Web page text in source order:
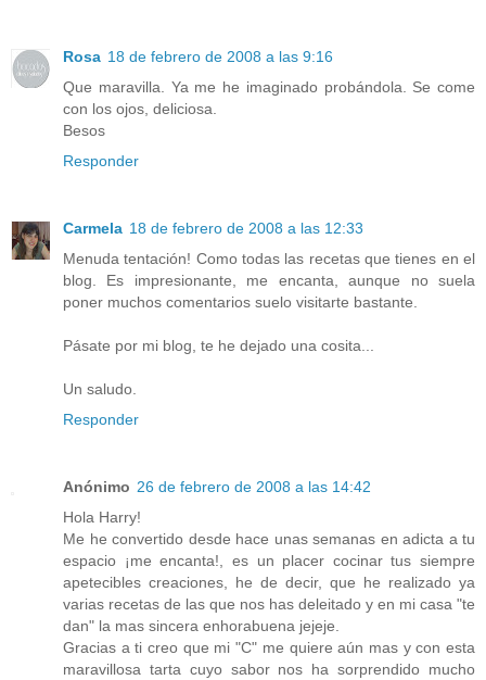
Rosa 18 de febrero de 2008 a las 9:16
Que maravilla. Ya me he imaginado probándola. Se come
con los ojos, deliciosa.
Besos
Responder
Carmela 18 de febrero de 2008 a las 12:33
Menuda tentación! Como todas las recetas que tienes en el
blog. Es impresionante, me encanta, aunque no suela
poner muchos comentarios suelo visitarte bastante.
Pásate por mi blog, te he dejado una cosita...
Un saludo.
Responder
Anónimo 26 de febrero de 2008 a las 14:42
Hola Harry!
Me he convertido desde hace unas semanas en adicta a tu
espacio ¡me encanta!, es un placer cocinar tus siempre
apetecibles creaciones, he de decir, que he realizado ya
varias recetas de las que nos has deleitado y en mi casa "te
dan" la mas sincera enhorabuena jejeje.
Gracias a ti creo que mi "C" me quiere aún mas y con esta
maravillosa tarta cuyo sabor nos ha sorprendido mucho